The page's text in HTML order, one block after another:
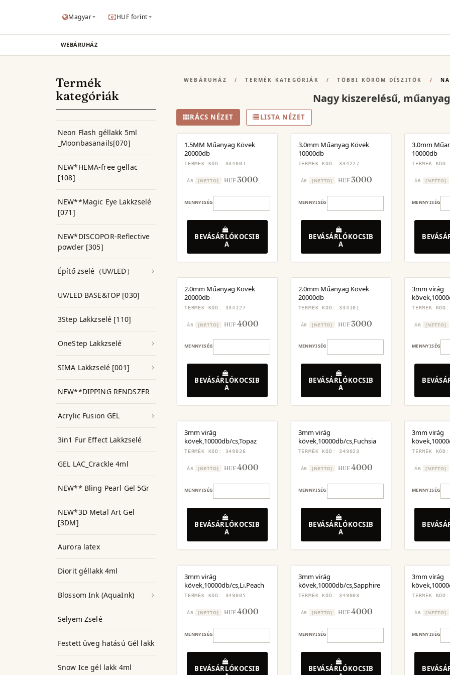
Magyar HUF forint
WEBÁRUHÁZ
Termék
kategóriák
Neon Flash géllakk 5ml
_Moonbasanails[070]
NEW*HEMA-free gellac
[108]
NEW**Magic Eye Lakkzselé
[071]
NEW*DISCOPOR-Reflective
powder [305]
Építő zselé（UV/LED）
UV/LED BASE&TOP [030]
3Step Lakkzselé [110]
OneStep Lakkzselé
SIMA Lakkzselé [001]
NEW**DIPPING RENDSZER
Acrylic Fusion GEL
3in1 Fur Effect Lakkzselé
GEL LAC_Crackle 4ml
NEW** Bling Pearl Gel 5Gr
NEW*3D Metal Art Gel
[3DM]
Aurora latex
Diorit géllakk 4ml
Blossom Ink (AquaInk)
Selyem Zselé
Festett üveg hatású Gél lakk
Snow Ice gél lakk 4ml
WEBÁRUHÁZ / TERMÉK KATEGÓRIÁK / TÖBBI KÖRÖM DÍSZITŐK /
Nagy kiszerelésű,
RÁCS NÉZET LISTA NÉZET
1.5MM Műanyag Kövek
20000db
TERMÉK KÓD: 334001
ÁR [NETTO] HUF3000
MENNYISÉG
BEVÁSÁRLÓKOCSIB
A
3.0mm Műanyag Kövek
10000db
TERMÉK KÓD: 334227
ÁR [NETTO] HUF3000
MENNYISÉG
BEVÁSÁRLÓKOCSIB
A
3.0mm
10000db
TERMÉK
ÁR [NETTO]
MENNYISÉG
2.0mm Műanyag Kövek
20000db
TERMÉK KÓD: 334127
ÁR [NETTO] HUF4000
MENNYISÉG
BEVÁSÁRLÓKOCSIB
A
2.0mm Műanyag Kövek
20000db
TERMÉK KÓD: 334101
ÁR [NETTO] HUF3000
MENNYISÉG
BEVÁSÁRLÓKOCSIB
A
3mm virág
TERMÉK
ÁR [NETTO]
MENNYISÉG
3mm virág
kövek,10000db/cs,Topaz
TERMÉK KÓD: 349026
ÁR [NETTO] HUF4000
MENNYISÉG
BEVÁSÁRLÓKOCSIB
A
3mm virág
kövek,10000db/cs,Fuchsia
TERMÉK KÓD: 349023
ÁR [NETTO] HUF4000
MENNYISÉG
BEVÁSÁRLÓKOCSIB
A
3mm virág
TERMÉK
ÁR [NETTO]
MENNYISÉG
3mm virág
kövek,10000db/cs,Li.Peach
TERMÉK KÓD: 349005
ÁR [NETTO] HUF4000
MENNYISÉG
BEVÁSÁRLÓKOCSIB
3mm virág
kövek,10000db/cs,Sapphire
TERMÉK KÓD: 349003
ÁR [NETTO] HUF4000
MENNYISÉG
BEVÁSÁRLÓKOCSIB
3mm virág
TERMÉK
ÁR [NETTO]
MENNYISÉG